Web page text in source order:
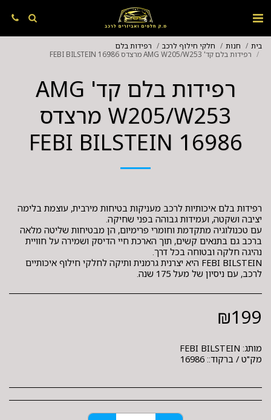
בית חנות חלקי חילוף לרכב
רפידות בלם
רפידות בלם קד' AMG W205/W253 מרצדס FEBI BILSTEIN 16986
רפידות בלם קד' AMG
W205/W253 מרצדס
FEBI BILSTEIN 16986
רפידות בלם איכותיות לרכב מעניקות בטיחות מירבית, עוצמת בלימה
עם טכנולוגיה מתקדמת וחומרי פרימיום, הן מבטיחות שליטה מלאה
ברכב גם בתנאים קשים, תוך הארכת חיי הדיסק ושמירה על חוויית
FEBI BILSTEIN היא יצרנית גרמנית ותיקה לחלקי חילוף איכותיים
לרכב, עם ניסיון של מעל 175 שנה.
₪199
מותג: FEBI BILSTEIN
מק"ט / ברקוד:: 16986